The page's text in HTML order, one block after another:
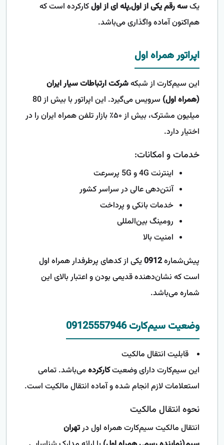
یکسه رقم یکی از اول,پله ای از اولکارکرده است که
هم‌اکنون آماده واگذاری می‌باشد.
اپراتور همراه اول
این سیم‌کارت از شبکهشرکت ارتباطات سیار ایران
(همراه اول)
سرویس می‌گیرد. این اپراتور با بیش از 80
میلیون مشترک، بیش از ۵۰٪ بازار تلفن همراه ایران را در
اختیار دارد.
خدمات و امکانات:
اینترنت 4G و 5G پرسرعت
آنتن‌دهی عالی در سراسر کشور
خدمات بانکی و پرداخت
رومینگ بین‌المللی
امنیت بالا
پیش‌شماره0912یکی از کدهای پرطرفدار همراه اول
است که نشان‌دهنده قدیمی بودن و اعتبار بالای این
شماره می‌باشد.
وضعیت سیم‌کارت 09125557946
قابلیت انتقال مالکیت
این سیم‌کارت دارای وضعیتکارکردهمی‌باشد. تمامی
استعلامات لازم انجام شده و آماده انتقال مالکیت است.
نحوه انتقال مالکیت
انتقال مالکیت سیم‌کارت همراه اول درتهران